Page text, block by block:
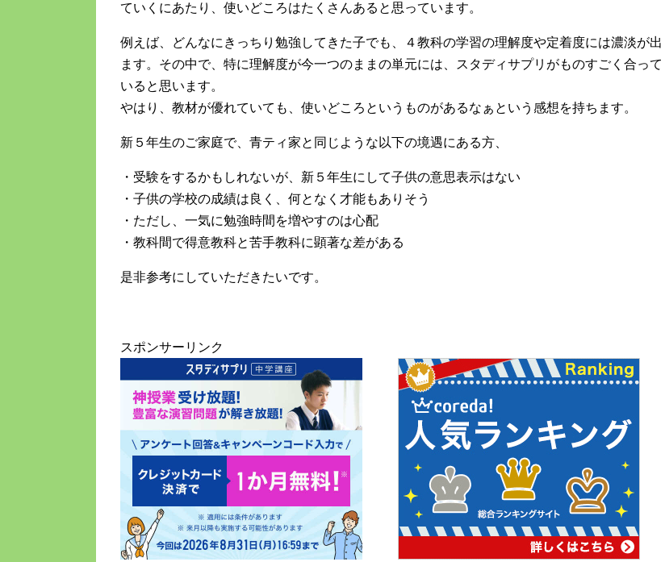
ていくにあたり、使いどころはたくさんあると思っています。
例えば、どんなにきっちり勉強してきた子でも、４教科の学習の理解度や定着度には濃淡が出
ます。その中で、特に理解度が今一つのままの単元には、スタディサプリがものすごく合って
いると思います。
やはり、教材が優れていても、使いどころというものがあるなぁという感想を持ちます。
新５年生のご家庭で、青ティ家と同じような以下の境遇にある方、
・受験をするかもしれないが、新５年生にして子供の意思表示はない
・子供の学校の成績は良く、何となく才能もありそう
・ただし、一気に勉強時間を増やすのは心配
・教科間で得意教科と苦手教科に顕著な差がある
是非参考にしていただきたいです。
スポンサーリンク